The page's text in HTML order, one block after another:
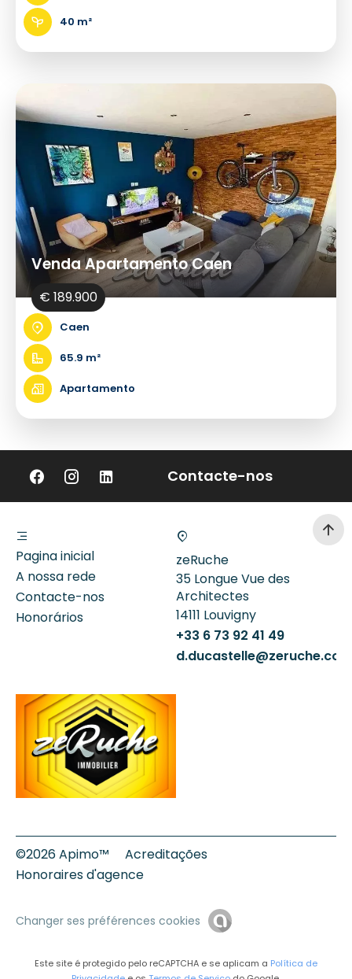
40 m²
Venda Apartamento Caen
€ 189.900
Caen
65.9 m²
Apartamento
Contacte-nos
Pagina inicial
A nossa rede
Contacte-nos
Honorários
zeRuche
35 Longue Vue des
Architectes
14111 Louvigny
+33 6 73 92 41 49
d.ducastelle@zeruche.com
©2026 Apimo™
Acreditações
Honoraires d'agence
Changer ses préférences cookies
Este site é protegido pelo reCAPTCHA e se aplicam a Política de